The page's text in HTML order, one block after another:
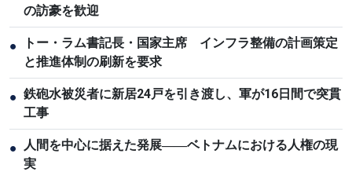
の訪豪を歓迎
●
トー・ラム書記長・国家主席 インフラ整備の計画策定
と推進体制の刷新を要求
● 鉄砲水被災者に新居24戸を引き渡し、軍が16日間で突貫
工事
●
人間を中心に据えた発展――ベトナムにおける人権の現
実